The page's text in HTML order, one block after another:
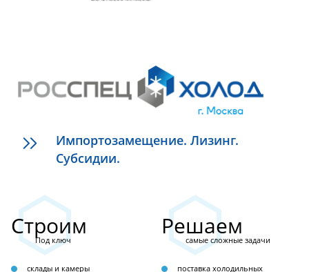
Импортозамещение. Лизинг.
Субсидии.
Строим
Под ключ
склады и камеры
Решаем
самые сложные задачи
поставка холодильных